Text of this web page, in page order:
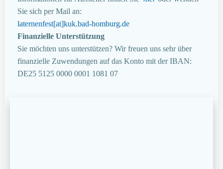
Sie sich per Mail an:
laternenfest[at]kuk.bad-homburg.de
Finanzielle Unterstützung
Sie möchten uns unterstützen? Wir freuen uns sehr über
finanzielle Zuwendungen auf das Konto mit der IBAN:
DE25 5125 0000 0001 1081 07